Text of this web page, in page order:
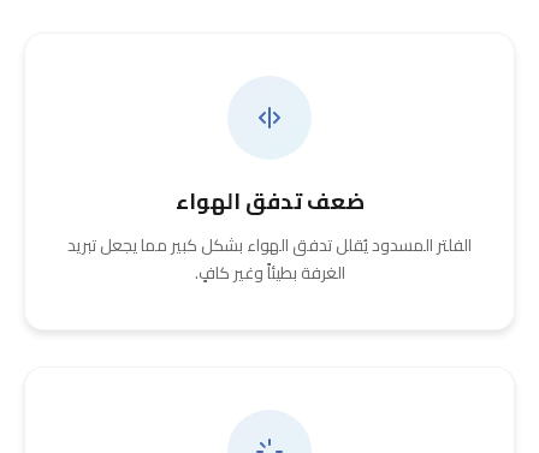
ضعف تدفق الهواء
الفلتر المسدود يُقلل تدفق الهواء بشكل كبير مما يجعل تبريد
الغرفة بطيئاً وغير كافٍ.